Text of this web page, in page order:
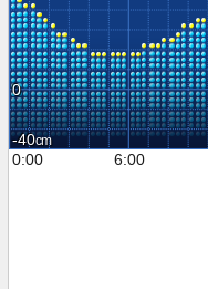
0
-40
0:00
6:00